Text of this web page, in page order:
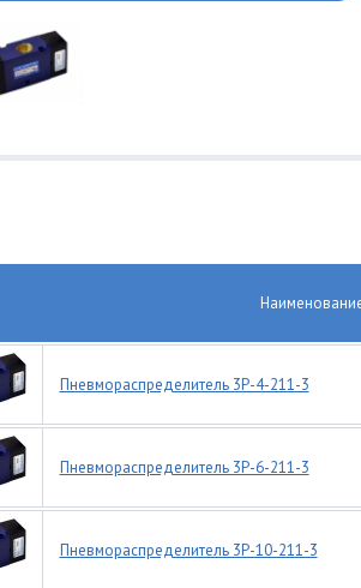
Пневмораспределитель 3Р-4-211-3
Пневмораспределитель 3Р-6-211-3
Пневмораспределитель 3Р-10-211-3